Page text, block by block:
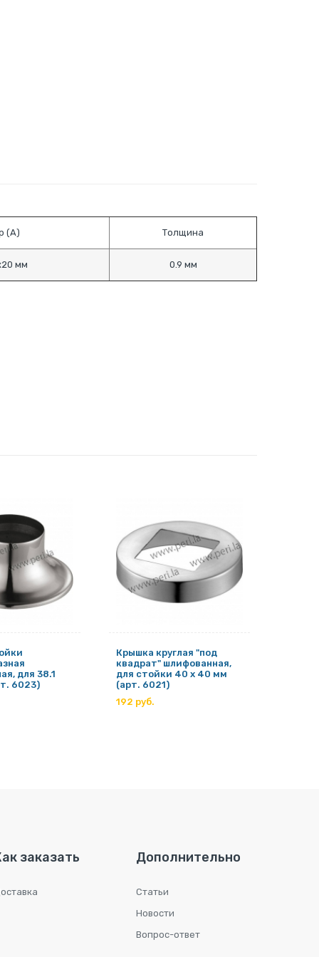
(A) Толщина
мм 0.9 мм
для 38.1
6023)
Крышка круглая "под
квадрат" шлифованная,
для стойки 40 х 40 мм
(арт. 6021)
192 руб.
заказать Дополнительно
Статьи
Новости
Вопрос-ответ